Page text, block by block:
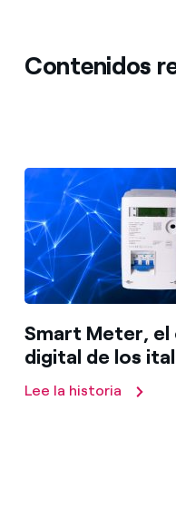
Contenidos
Smart Meter,
digital de los
Lee la historia